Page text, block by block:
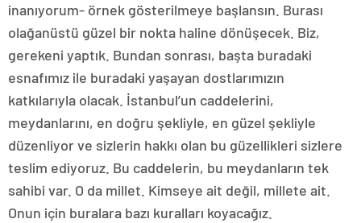
inanıyorum- örnek gösterilmeye başlansın. Burası
olağanüstü güzel bir nokta haline dönüşecek. Biz,
gerekeni yaptık. Bundan sonrası, başta buradaki
esnafımız ile buradaki yaşayan dostlarımızın
katkılarıyla olacak. İstanbul’un caddelerini,
meydanlarını, en doğru şekliyle, en güzel şekliyle
düzenliyor ve sizlerin hakkı olan bu güzellikleri sizlere
teslim ediyoruz. Bu caddelerin, bu meydanların tek
sahibi var. O da millet. Kimseye ait değil, millete ait.
Onun için buralara bazı kuralları koyacağız.